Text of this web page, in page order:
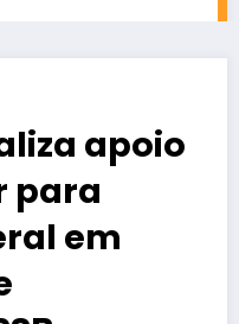
apoio
para
em